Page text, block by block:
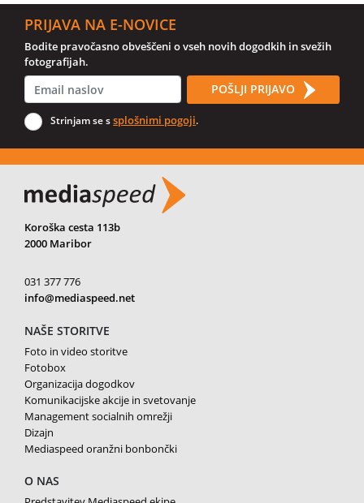
PRIJAVA NA E-NOVICE
Bodite pravočasno obveščeni o vseh novih dogodkih in svežih
fotografijah.
POŠLJI PRIJAVO
Strinjam se ssplošnimi pogoji.
Koroška cesta 113b
2000 Maribor
031 377 776
info@mediaspeed.net
NAŠE STORITVE
Foto in video storitve
Fotobox
Organizacija dogodkov
Komunikacijske akcije in svetovanje
Management socialnih omrežji
Dizajn
Mediaspeed oranžni bonbončki
O NAS